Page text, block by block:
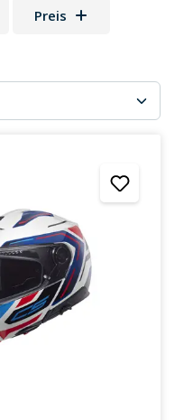
Preis